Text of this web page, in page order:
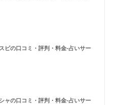
ピの口コミ・評判・料金-占いサー
ャの口コミ・評判・料金-占いサー